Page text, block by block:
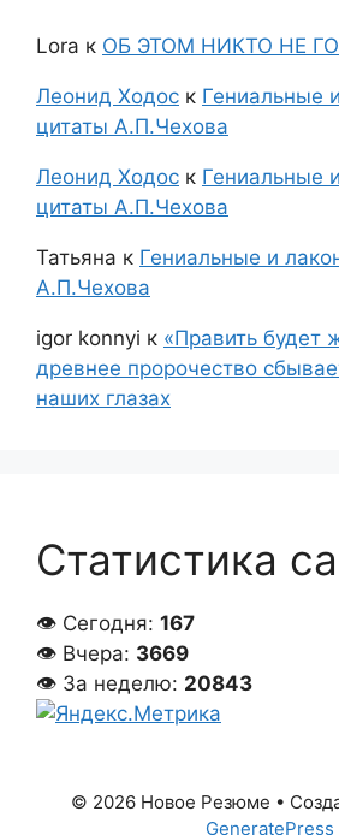
Lora к ОБ ЭТОМ НИКТО НЕ
Леонид Ходос к Гениальные
цитаты А.П.Чехова
Леонид Ходос к Гениальные
цитаты А.П.Чехова
Татьяна к Гениальные и
А.П.Чехова
igor konnyi к «Править будет
древнее пророчество
наших глазах
Статистика
👁 Сегодня: 167
👁 Вчера: 3669
👁 За неделю: 20843
© 2026 Новое Резюме •
GeneratePress